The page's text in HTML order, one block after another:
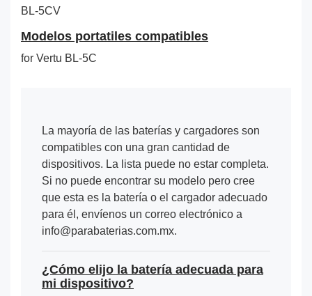
BL-5CV
Modelos portatiles compatibles
for Vertu BL-5C
La mayoría de las baterías y cargadores son
compatibles con una gran cantidad de
dispositivos. La lista puede no estar completa.
Si no puede encontrar su modelo pero cree
que esta es la batería o el cargador adecuado
para él, envíenos un correo electrónico a
info@parabaterias.com.mx.
¿Cómo elijo la batería adecuada para
mi dispositivo?